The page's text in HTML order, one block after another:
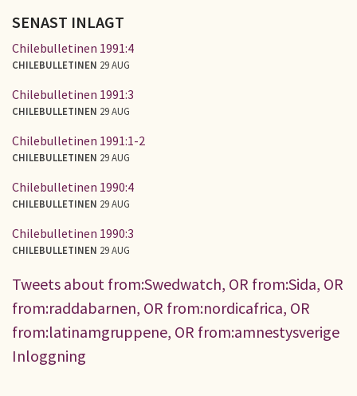
SENAST INLAGT
Chilebulletinen 1991:4
CHILEBULLETINEN 29 AUG
Chilebulletinen 1991:3
CHILEBULLETINEN 29 AUG
Chilebulletinen 1991:1-2
CHILEBULLETINEN 29 AUG
Chilebulletinen 1990:4
CHILEBULLETINEN 29 AUG
Chilebulletinen 1990:3
CHILEBULLETINEN 29 AUG
Tweets about from:Swedwatch, OR from:Sida, OR
from:raddabarnen, OR from:nordicafrica, OR
from:latinamgruppene, OR from:amnestysverige
Inloggning